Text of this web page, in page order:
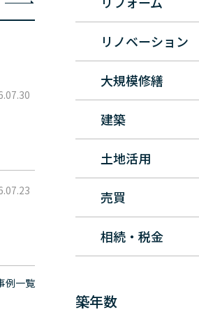
例一覧
リノベーション
大規模修繕
建築
土地活用
売買
相続・税金
築年数